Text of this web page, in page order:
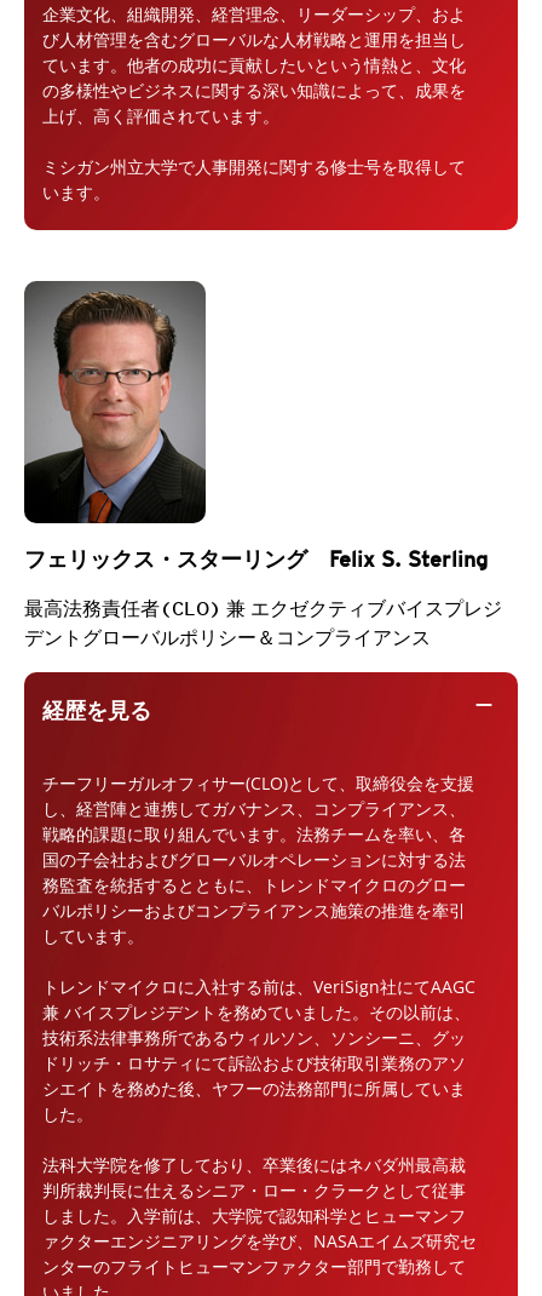
企業文化、組織開発、経営理念、リーダーシップ、およ
び人材管理を含むグローバルな人材戦略と運用を担当し
ています。他者の成功に貢献したいという情熱と、文化
の多様性やビジネスに関する深い知識によって、成果を
上げ、高く評価されています。
ミシガン州立大学で人事開発に関する修士号を取得して
います。
フェリックス・スターリング Felix S. Sterling
最高法務責任者(CLO) 兼 エクゼクティブバイスプレジ
デントグローバルポリシー＆コンプライアンス
経歴を見る remove
チーフリーガルオフィサー(CLO)として、取締役会を支援
し、経営陣と連携してガバナンス、コンプライアンス、
戦略的課題に取り組んでいます。法務チームを率い、各
国の子会社およびグローバルオペレーションに対する法
務監査を統括するとともに、トレンドマイクロのグロー
バルポリシーおよびコンプライアンス施策の推進を牽引
しています。
トレンドマイクロに入社する前は、VeriSign社にてAAGC
兼 バイスプレジデントを務めていました。その以前は、
技術系法律事務所であるウィルソン、ソンシーニ、グッ
ドリッチ・ロサティにて訴訟および技術取引業務のアソ
シエイトを務めた後、ヤフーの法務部門に所属していま
した。
法科大学院を修了しており、卒業後にはネバダ州最高裁
判所裁判長に仕えるシニア・ロー・クラークとして従事
しました。入学前は、大学院で認知科学とヒューマンフ
ァクターエンジニアリングを学び、NASAエイムズ研究セ
ンターのフライトヒューマンファクター部門で勤務して
いました。